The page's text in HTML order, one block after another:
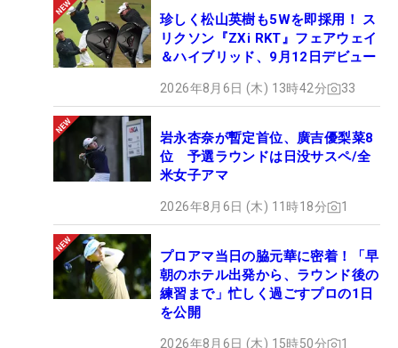
珍しく松山英樹も5Wを即採用！ ス
リクソン『ZXi RKT』フェアウェイ
＆ハイブリッド、9月12日デビュー
2026年8月6日 (木) 13時42分 33
岩永杏奈が暫定首位、廣吉優梨菜8
位 予選ラウンドは日没サスペ/全
米女子アマ
2026年8月6日 (木) 11時18分 1
プロアマ当日の脇元華に密着！「早
朝のホテル出発から、ラウンド後の
練習まで」忙しく過ごすプロの1日
を公開
2026年8月6日 (木) 15時50分 1